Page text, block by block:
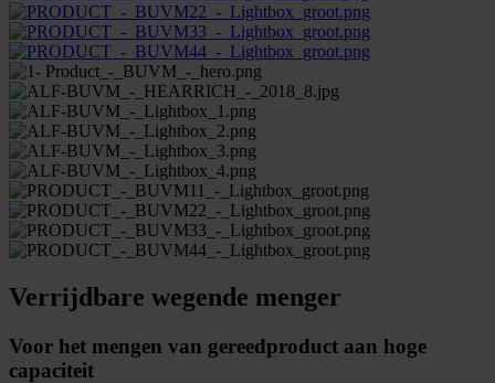
Verrijdbare wegende menger
Voor het mengen van gereedproduct aan hoge
capaciteit